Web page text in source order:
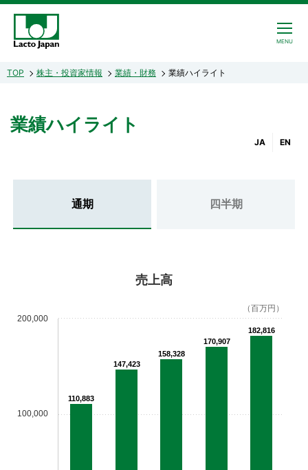
CLOSE
MENU
TOP 株主・投資家情報 業績・財務 業績ハイライト
業績ハイライト
JA EN
通期 四半期
売上高
100,000
200,000
（百万円）
110,883
147,423
158,328
170,907
182,816